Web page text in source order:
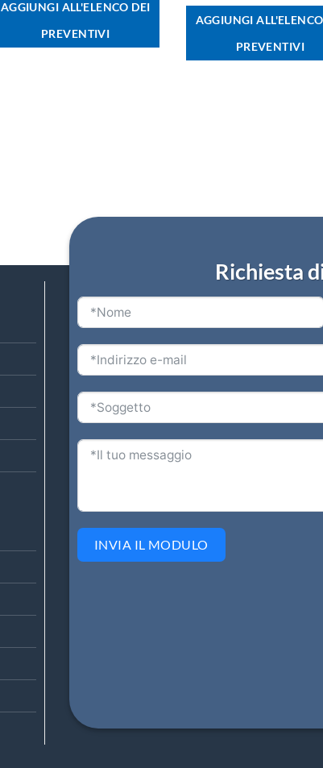
AGGIUNGI ALL'ELENCO DEI
PREVENTIVI
AGGIUNGI
PREVENTIVI
Richiesta
INVIA IL MODULO